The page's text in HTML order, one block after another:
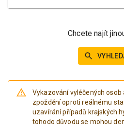
Chcete najít
Vykazování vyléčených
zpoždění oproti reálnému
uzavírání případů krajských
tohodo důvodu se mohou